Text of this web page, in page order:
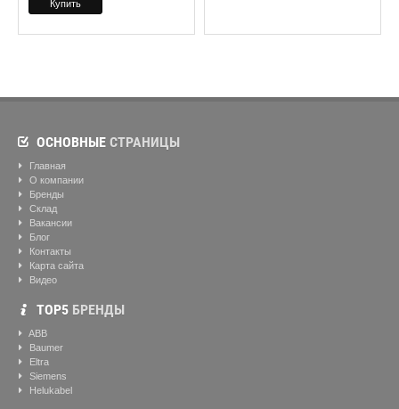
ОСНОВНЫЕ СТРАНИЦЫ
Главная
О компании
Бренды
Склад
Вакансии
Блог
Контакты
Карта сайта
Видео
ТОР5 БРЕНДЫ
ABB
Baumer
Eltra
Siemens
Helukabel